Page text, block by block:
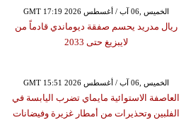
GMT 17:19 2026 الخميس ,06 آب / أغسطس
ريال مدريد يحسم صفقة ديوماندي قادماً من
لايبزيغ حتى 2033
GMT 15:51 2026 الخميس ,06 آب / أغسطس
العاصفة الاستوائية مايماي تضرب اليابسة في
الفلبين وتحذيرات من أمطار غزيرة وفيضانات